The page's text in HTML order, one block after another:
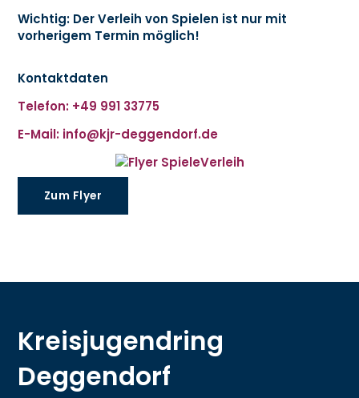
Wichtig: Der Verleih von Spielen ist nur mit
vorherigem Termin möglich!
Kontaktdaten
Telefon: +49 991 33775
E-Mail: info@kjr-deggendorf.de
Zum Flyer
Kreisjugendring
Deggendorf